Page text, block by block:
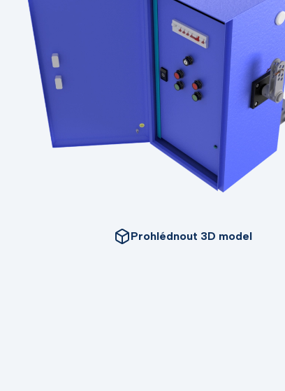
Prohlédnout 3D model